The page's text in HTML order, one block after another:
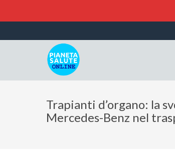
Trapianti d’organo: la
Mercedes-Benz nel